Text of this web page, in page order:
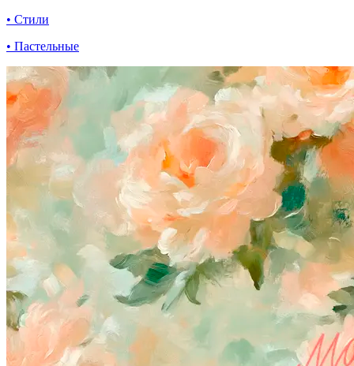
• Стили
• Пастельные